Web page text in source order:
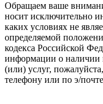
Обращаем ваше
носит исключительно
каких условиях не
определяемой
кодекса Российской
информации о наличии
(или) услуг,
телефону или по э/почте